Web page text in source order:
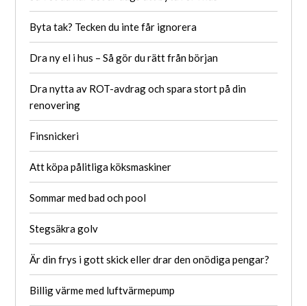
Byta tak? Tecken du inte får ignorera
Dra ny el i hus – Så gör du rätt från början
Dra nytta av ROT-avdrag och spara stort på din
renovering
Finsnickeri
Att köpa pålitliga köksmaskiner
Sommar med bad och pool
Stegsäkra golv
Är din frys i gott skick eller drar den onödiga pengar?
Billig värme med luftvärmepump